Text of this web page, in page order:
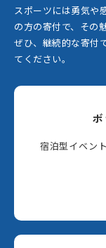
スポーツには勇気や
の方の寄付で、その
ぜひ、継続的な寄付
てください。
宿泊型イベン